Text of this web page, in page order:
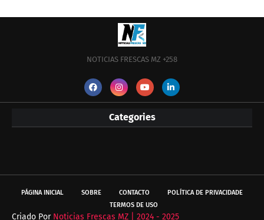
NOTICIAS FRESCAS MZ +258
Categories
PÁGINA INICIAL SOBRE CONTACTO
POLÍTICA DE PRIVACIDADE
TERMOS DE USO
Criado Por Noticias Frescas MZ | 2024 - 2025